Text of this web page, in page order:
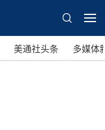
美通社头条 多媒体